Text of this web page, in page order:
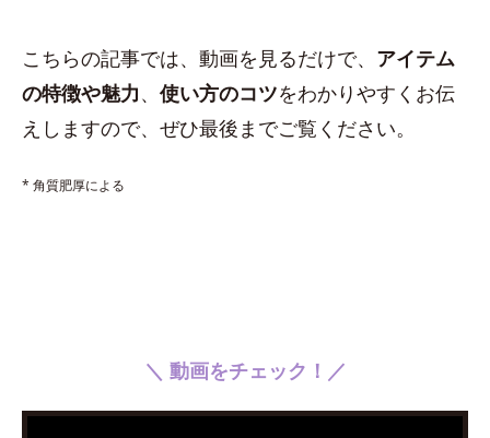
こちらの記事では、動画を見るだけで、 アイテム
の特徴や魅力、 使い方のコツをわかりやすくお伝
えしますので、ぜひ最後までご覧ください。
* 角質肥厚による
＼ 動画をチェック！／